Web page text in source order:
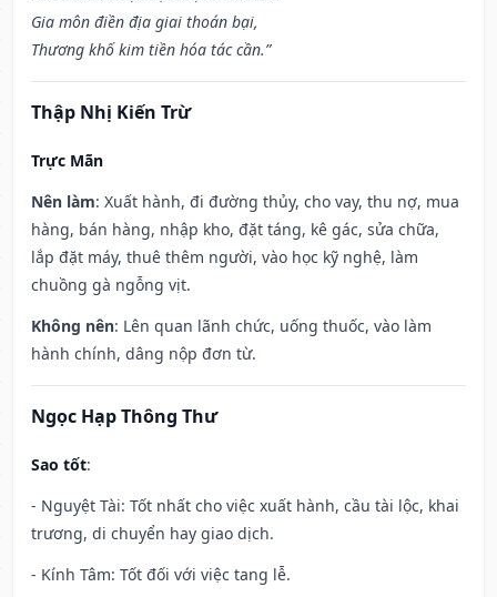
Gia môn điền địa giai thoán bại,
Thương khố kim tiền hóa tác cần.”
Thập Nhị Kiến Trừ
Trực Mãn
Nên làm: Xuất hành, đi đường thủy, cho vay, thu nợ, mua
hàng, bán hàng, nhập kho, đặt táng, kê gác, sửa chữa,
lắp đặt máy, thuê thêm người, vào học kỹ nghệ, làm
chuồng gà ngỗng vịt.
Không nên: Lên quan lãnh chức, uống thuốc, vào làm
hành chính, dâng nộp đơn từ.
Ngọc Hạp Thông Thư
Sao tốt:
- Nguyệt Tài: Tốt nhất cho việc xuất hành, cầu tài lộc, khai
trương, di chuyển hay giao dịch.
- Kính Tâm: Tốt đối với việc tang lễ.